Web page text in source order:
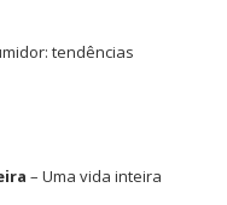
tendências
– Uma vida inteira